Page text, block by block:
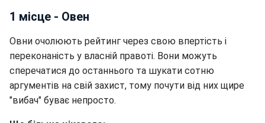
1 місце - Овен
Овни очолюють рейтинг через свою впертість і
переконаність у власній правоті. Вони можуть
сперечатися до останнього та шукати сотню
аргументів на свій захист, тому почути від них щире
"вибач" буває непросто.